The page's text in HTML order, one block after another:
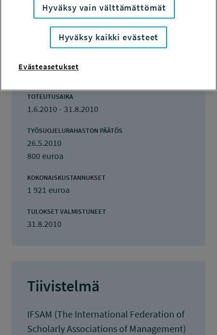
TOTEUTTAJA
Hanna Timonen
LISÄTIETOJA
Hanna Timonen
TOTEUTUSAIKA
1.6.2010 - 31.8.2010
TYÖSUOJELURAHASTON PÄÄTÖS
26.5.2010
800 euroa
KOKONAISKUSTANNUKSET
1 921 euroa
TULOKSET VALMISTUNEET
31.8.2010
Tiivistelmä
IFSAM (The International Federation of
Scholarly Associations of Management)
Hyväksy vain välttämättömät
Hyväksy kaikki evästeet
Evästeasetukset